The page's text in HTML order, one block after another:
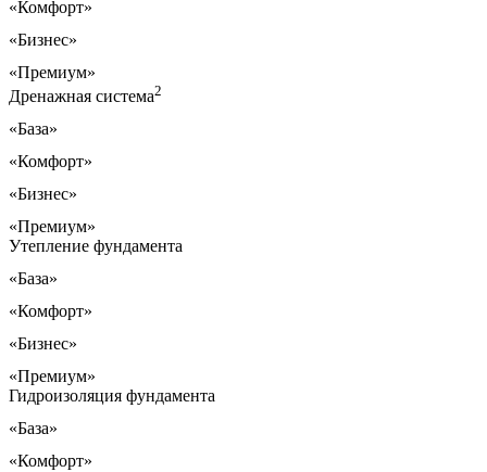
«Комфорт»
«Бизнес»
«Премиум»
Дренажная система2
«База»
«Комфорт»
«Бизнес»
«Премиум»
Утепление фундамента
«База»
«Комфорт»
«Бизнес»
«Премиум»
Гидроизоляция фундамента
«База»
«Комфорт»